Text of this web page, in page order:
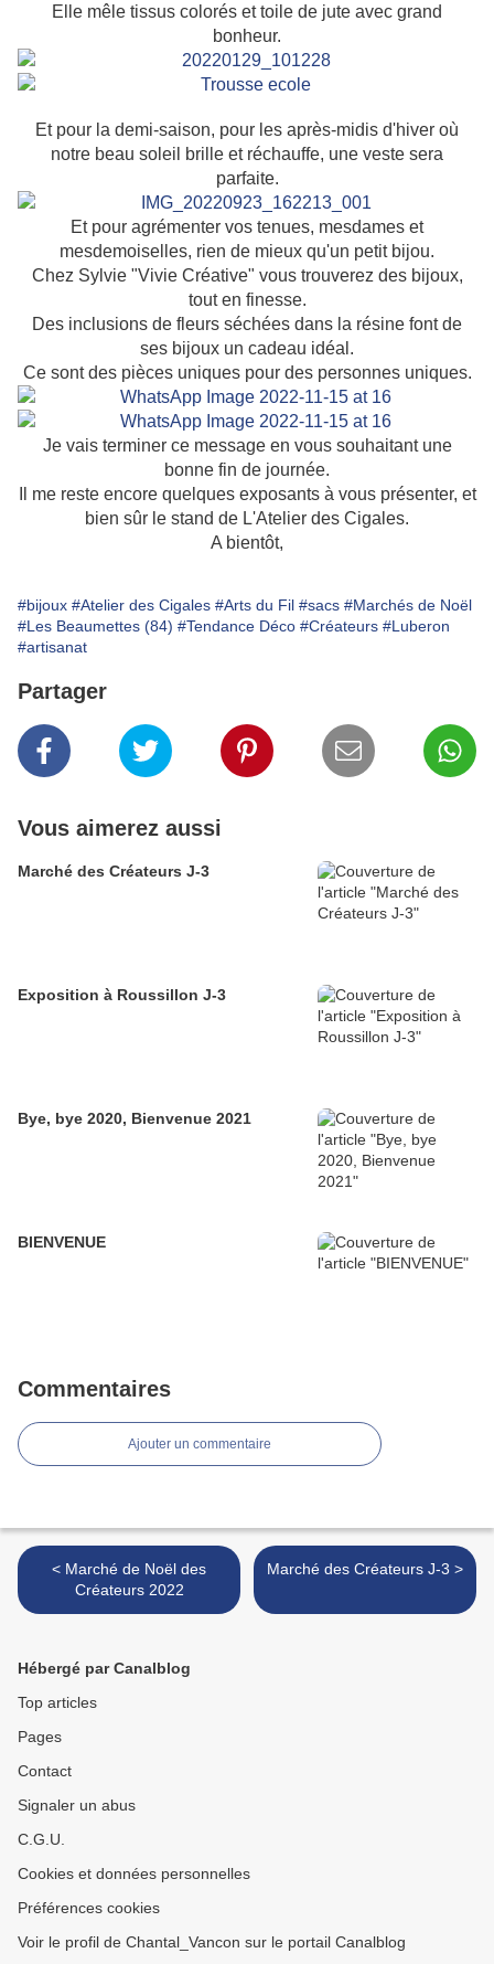
Elle mêle tissus colorés et toile de jute avec grand
bonheur.
Et pour la demi-saison, pour les après-midis d'hiver où
notre beau soleil brille et réchauffe, une veste sera
parfaite.
Et pour agrémenter vos tenues, mesdames et
mesdemoiselles, rien de mieux qu'un petit bijou.
Chez Sylvie "Vivie Créative" vous trouverez des bijoux,
tout en finesse.
Des inclusions de fleurs séchées dans la résine font de
ses bijoux un cadeau idéal.
Ce sont des pièces uniques pour des personnes uniques.
Je vais terminer ce message en vous souhaitant une
bonne fin de journée.
Il me reste encore quelques exposants à vous présenter, et
bien sûr le stand de L'Atelier des Cigales.
A bientôt,
#bijoux #Atelier des Cigales #Arts du Fil #sacs #Marchés de Noël
#Les Beaumettes (84) #Tendance Déco #Créateurs #Luberon
#artisanat
Partager
Vous aimerez aussi
Marché des Créateurs J-3
Exposition à Roussillon J-3
Bye, bye 2020, Bienvenue 2021
BIENVENUE
Commentaires
Ajouter un commentaire
< Marché de Noël des
Créateurs 2022
Marché des Créateurs J-3 >
Hébergé par Canalblog
Top articles
Pages
Contact
Signaler un abus
C.G.U.
Cookies et données personnelles
Préférences cookies
Voir le profil de Chantal_Vancon sur le portail Canalblog